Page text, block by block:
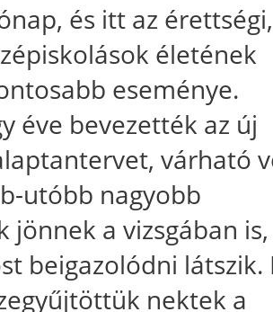
és itt az
életének
eseménye.
éve bevezették az új
várható
utóbb nagyobb
jönnek a vizsgában is,
beigazolódni látszik.
nektek a